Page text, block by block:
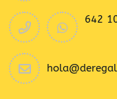
642